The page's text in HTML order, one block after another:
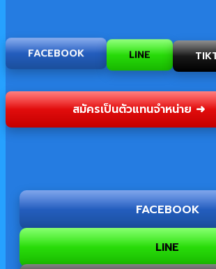
FACEBOOK LINE
สมัครเป็นตัวแทนจำหน่าย ➜
FACEBOOK
LINE